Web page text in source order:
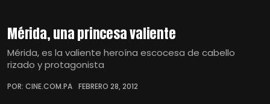
Mérida, una princesa valiente
Mérida, es la valiente heroína escocesa de cabello
rizado y protagonista
POR: CINE.COM.PA FEBRERO 28, 2012